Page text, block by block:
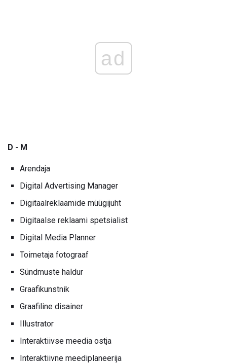
ad
D - M
Arendaja
Digital Advertising Manager
Digitaalreklaamide müügijuht
Digitaalse reklaami spetsialist
Digital Media Planner
Toimetaja fotograaf
Sündmuste haldur
Graafikunstnik
Graafiline disainer
Illustrator
Interaktiivse meedia ostja
Interaktiivne meediplaneerija